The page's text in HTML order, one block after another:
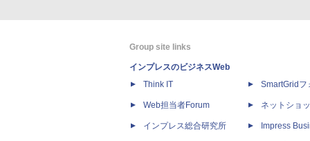
Group site links
インプレスのビジネスWeb
Think IT
Web担当者Forum
インプレス総合研究所
SmartGridフ
ネットショ
Impress